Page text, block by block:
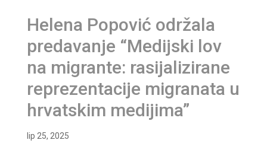
Helena Popović održala
predavanje “Medijski lov
na migrante: rasijalizirane
reprezentacije migranata u
hrvatskim medijima”
lip 25, 2025